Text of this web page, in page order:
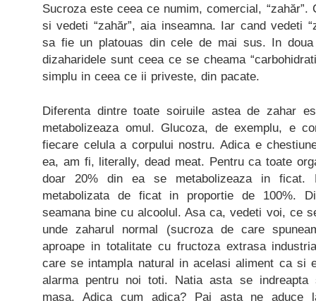
Sucroza este ceea ce numim, comercial, “zahăr”.
si vedeti “zahăr”, aia inseamna. Iar cand vedeti
sa fie un platouas din cele de mai sus. In doua
dizaharidele sunt ceea ce se cheama
simplu in ceea ce ii priveste, din pacate.
Diferenta dintre toate soiruile astea de zahar
metabolizeaza omul. Glucoza, de exemplu, e
fiecare celula a corpului nostru. Adica e
ea, am fi, literally, dead meat. Pentru ca toate
doar 20% din ea se metabolizeaza in ficat.
metabolizata de ficat in proportie de 100%.
seamana bine cu alcoolul. Asa ca, vedeti voi, ce
unde zaharul normal (sucroza de care
aproape in totalitate cu fructoza extrasa
care se intampla natural in acelasi aliment ca si
alarma pentru noi toti. Natia asta se indreapta
masa. Adica cum adica? Pai asta ne aduce